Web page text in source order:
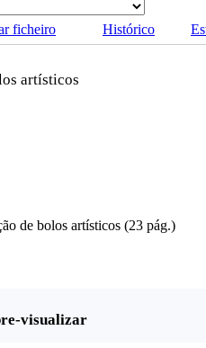
ficheiro Histórico
artísticos
de bolos artísticos (23 pág.)
visualizar